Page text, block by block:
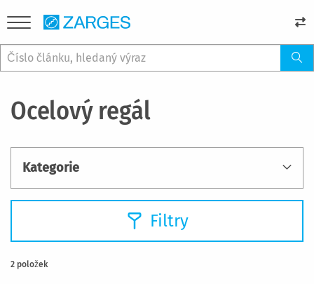
Ocelový regál
Filtry
2 položek
Kategorie